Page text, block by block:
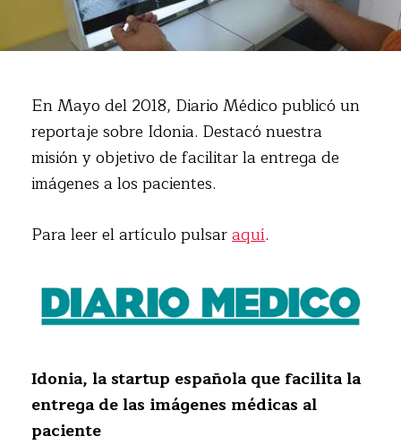
En Mayo del 2018, Diario Médico publicó un
reportaje sobre Idonia. Destacó nuestra
misión y objetivo de facilitar la entrega de
imágenes a los pacientes.
Para leer el artículo pulsaraquí.
Idonia, la startup española que facilita la
entrega de las imágenes médicas al
paciente